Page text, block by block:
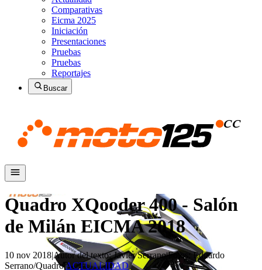
Comparativas
Eicma 2025
Iniciación
Presentaciones
Pruebas
Pruebas
Reportajes
Buscar
Quadro XQooder 400 - Salón
de Milán EICMA 2018
10 nov 2018|Autor del texto: Javier Serrano|Fotos: Eduardo
Serrano/Quadro|ACTUALIDAD